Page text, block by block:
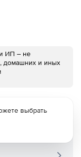
ИП – не
домашних и иных
выбрать